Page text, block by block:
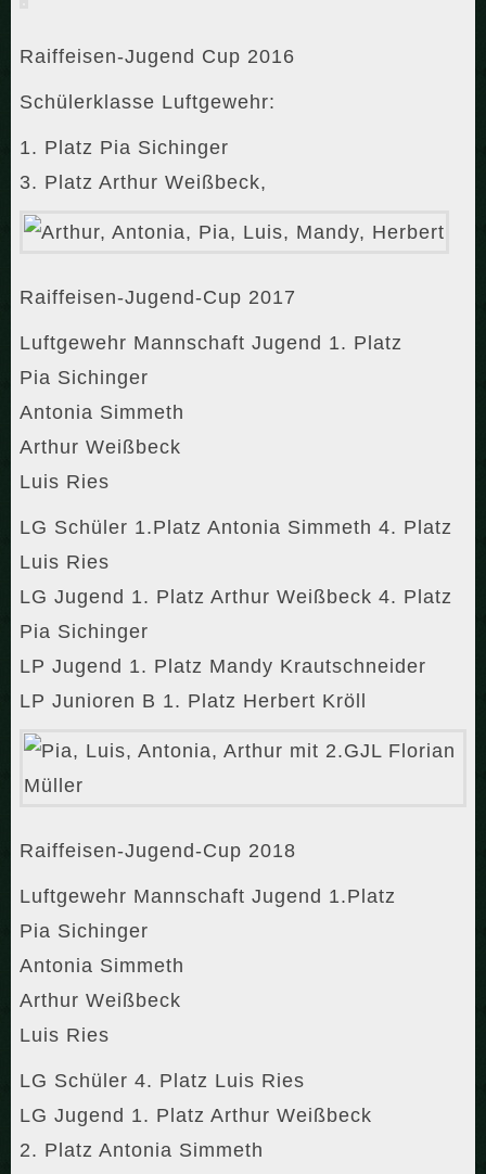
Raiffeisen-Jugend Cup 2016
Schülerklasse Luftgewehr:
1. Platz Pia Sichinger
3. Platz Arthur Weißbeck,
Raiffeisen-Jugend-Cup 2017
Luftgewehr Mannschaft Jugend 1. Platz
Pia Sichinger
Antonia Simmeth
Arthur Weißbeck
Luis Ries
LG Schüler 1.Platz Antonia Simmeth 4. Platz
Luis Ries
LG Jugend 1. Platz Arthur Weißbeck 4. Platz
Pia Sichinger
LP Jugend 1. Platz Mandy Krautschneider
LP Junioren B 1. Platz Herbert Kröll
Raiffeisen-Jugend-Cup 2018
Luftgewehr Mannschaft Jugend 1.Platz
Pia Sichinger
Antonia Simmeth
Arthur Weißbeck
Luis Ries
LG Schüler 4. Platz Luis Ries
LG Jugend 1. Platz Arthur Weißbeck
2. Platz Antonia Simmeth